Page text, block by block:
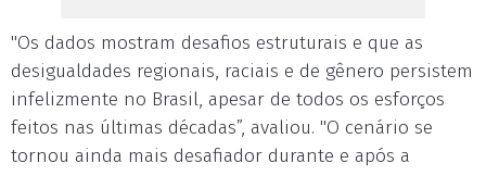
"Os dados mostram desafios estruturais e que as
desigualdades regionais, raciais e de gênero persistem
infelizmente no Brasil, apesar de todos os esforços
feitos nas últimas décadas”, avaliou. "O cenário se
tornou ainda mais desafiador durante e após a